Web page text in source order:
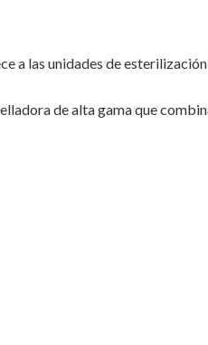
a las unidades de
de alta gama que